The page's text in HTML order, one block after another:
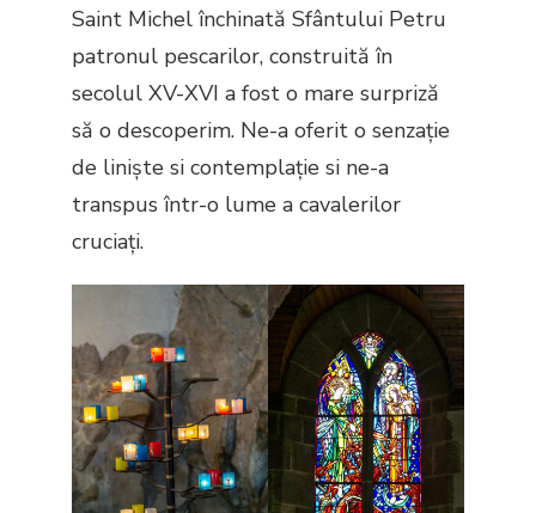
Saint Michel închinată Sfântului Petru
patronul pescarilor, construită în
secolul XV-XVI a fost o mare surpriză
să o descoperim. Ne-a oferit o senzație
de liniște si contemplație si ne-a
transpus într-o lume a cavalerilor
cruciați.